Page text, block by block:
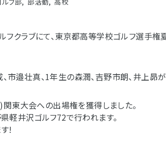
フクラブにて、東京都高等学校ゴルフ選手
邉壮真、1年生の森潤、吉野市朗、井上昴が
東大会への出場権を獲得しました。
井沢ゴルフ72で行われます。
!